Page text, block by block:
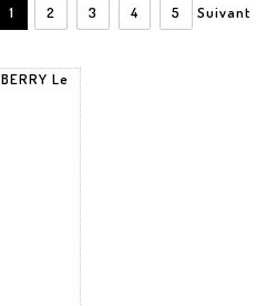
1 2 3 4 5 Suivant